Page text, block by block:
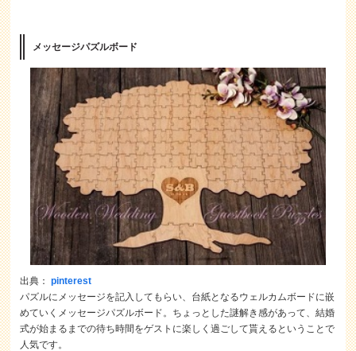
メッセージパズルボード
出典：pinterest
パズルにメッセージを記入してもらい、台紙となるウェルカムボードに嵌
めていくメッセージパズルボード。ちょっとした謎解き感があって、結婚
式が始まるまでの待ち時間をゲストに楽しく過ごして貰えるということで
人気です。